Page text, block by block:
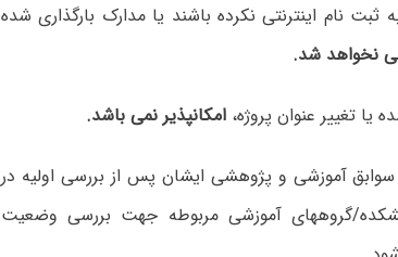
ثبت نام اینترنتی نکرده باشند یا مدارک بارگذاری شده
نخواهد شد.
یا تغییر عنوان پروژه، امکانپذیر نمی باشد.
آموزشی و پژوهشی ایشان پس از بررسی اولیه در
گروههای آموزشی مربوطه جهت بررسی وضعیت